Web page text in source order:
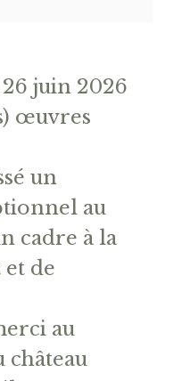
juin 2026
œuvres
un
au
cadre à la
de
au
château